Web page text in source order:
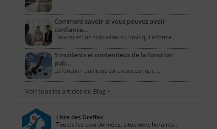
Comment savoir si vous pouvez avoir
confiance…
L'avocat est un spécialiste du droit qui informe …
5 incidents et contentieux de la fonction
pub…
La fonction publique est un secteur qui, …
Voir tous les articles du Blog >
Liste des Greffes
Toutes les coordonnées, sites web, horaires...